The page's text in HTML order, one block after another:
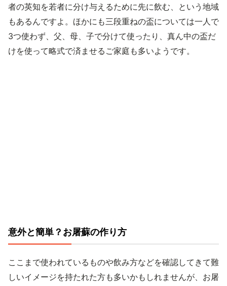
者の英知を若者に分け与えるために先に飲む、という地域
もあるんですよ。ほかにも三段重ねの盃については一人で
3つ使わず、父、母、子で分けて使ったり、真ん中の盃だ
けを使って略式で済ませるご家庭も多いようです。
意外と簡単？お屠蘇の作り方
ここまで使われているものや飲み方などを確認してきて難
しいイメージを持たれた方も多いかもしれませんが、お屠